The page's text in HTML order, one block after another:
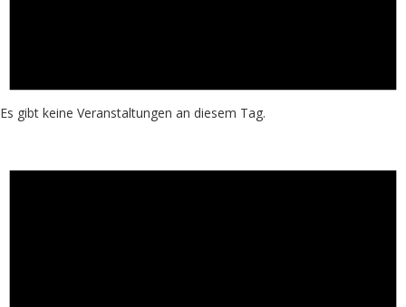
Es gibt keine Veranstaltungen an diesem Tag.